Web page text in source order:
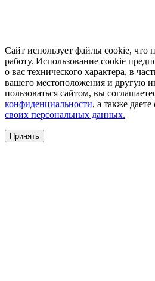
Сайт использует файлы cookie, что
работу. Использование cookie
о вас технического характера, в
вашего местоположения и другую
пользоваться сайтом, вы
конфиденциальности, а также даете
своих персональных данных.
Принять